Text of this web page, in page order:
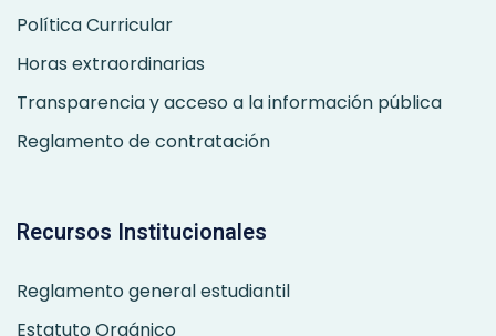
Política Curricular
Horas extraordinarias
Transparencia y acceso a la información pública
Reglamento de contratación
Recursos Institucionales
Reglamento general estudiantil
Estatuto Orgánico